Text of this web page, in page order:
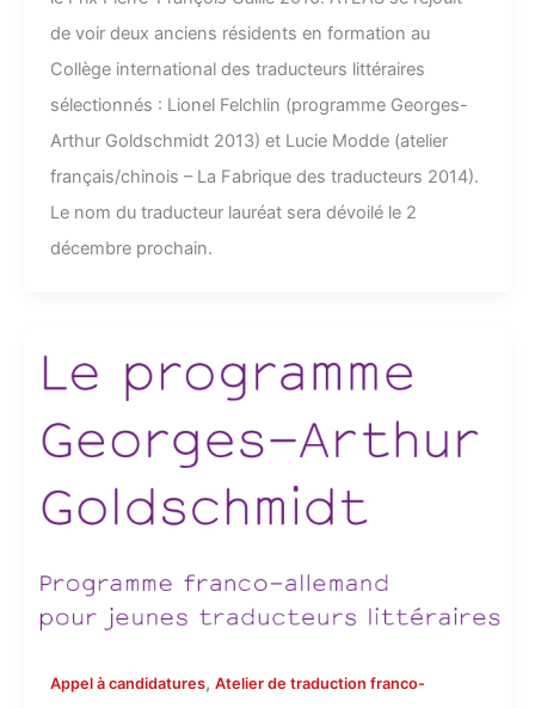
de voir deux anciens résidents en formation au
Collège international des traducteurs littéraires
sélectionnés : Lionel Felchlin (programme Georges-
Arthur Goldschmidt 2013) et Lucie Modde (atelier
français/chinois – La Fabrique des traducteurs 2014).
Le nom du traducteur lauréat sera dévoilé le 2
décembre prochain.
Appel à candidatures, Atelier de traduction franco-